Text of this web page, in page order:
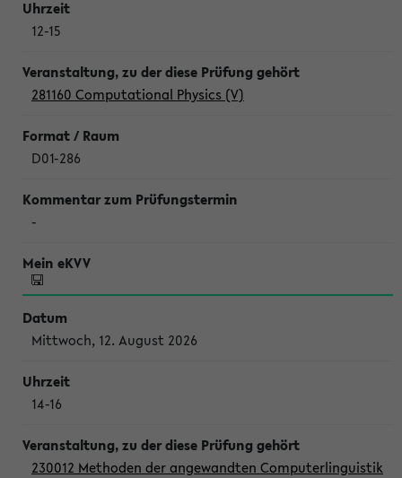
12-15
281160 Computational Physics (V)
D01-286
-
Mittwoch, 12. August 2026
14-16
230012 Methoden der angewandten Computerlinguistik